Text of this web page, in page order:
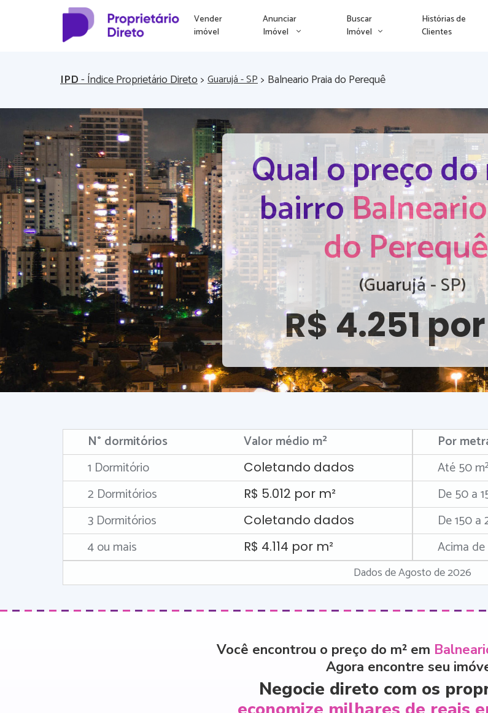
Vender
imóvel
Anunciar
Imóvel
Buscar
Imóvel
Histórias de
Clientes
IPD- Índice Proprietário Direto> Guarujá - SP> Balneario Praia do Perequê
Qual o preço
bairro
do
(Guarujá - SP)
R$ 4.251
N° dormitórios
Valor médio m²
1 Dormitório
Coletando dados
2 Dormitórios R$ 5.012 por m²
3 Dormitórios Coletando dados
4 ou mais R$ 4.114 por m²
Por
Até 50
De 50 a
De 150 a
Acima
Dados de Agosto de 2026
Você encontrou o preço do m² em
Agora encontre seu
Negocie direto com os